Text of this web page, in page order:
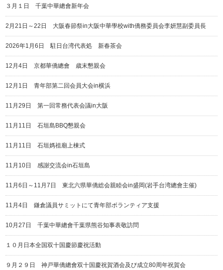
３月１日 千葉中華總會新年会
2月21日～22日 大阪春節祭in大阪中華學校with僑務委員会李妍慧副委員長
2026年1月6日 駐日台湾代表処 新春茶会
12月4日 京都華僑總會 歳末懇親会
12月1日 青年部第二回会員大会in横浜
11月29日 第一回常務代表会議in大阪
11月11日 石垣島BBQ懇親会
11月11日 石垣媽祖廟上棟式
11月10日 感謝交流会in石垣島
11月6日～11月7日 東北六県華僑総会親睦会in盛岡(岩手台湾總會主催)
11月4日 鎌倉議員サミットにて青年部ボランティア支援
10月27日 千葉中華總會千葉県熊谷知事表敬訪問
１０月日本全国双十国慶節慶祝活動
９月２９日 神戸華僑總會双十国慶祝賀酒会及び成立80周年祝賀会